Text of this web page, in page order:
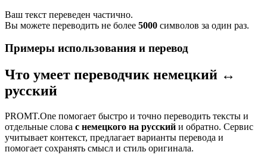
Ваш текст переведен частично.
Вы можете переводить не более 5000 символов за один раз.
Примеры использования и перевод
Что умеет переводчик немецкий ↔
русский
PROMT.One помогает быстро и точно переводить тексты и
отдельные слова с немецкого на русский и обратно. Сервис
учитывает контекст, предлагает варианты перевода и
помогает сохранять смысл и стиль оригинала.